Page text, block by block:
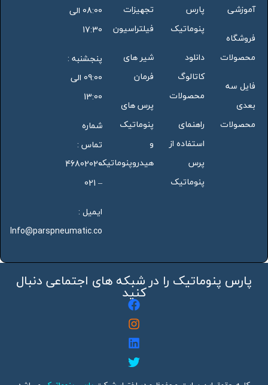
آموزشی
فروشگاه
محصولات
فایل سه
بعدی
محصولات
پارس
پنوماتیک
دانلود
کاتالوگ
محصولات
راهنمای
استفاده از
پرس
پنوماتیک
تجهیزات
فیلتراسیون
شیر های
فرمان
پرس های
پنوماتیک
و
هیدروپنوماتیک
08:00 الی
17:30
پنجشنبه :
09:00 الی
13:00
شماره
تماس :
46802020
– 021
ایمیل :
Info@parspneumatic.co
پارس پنوماتیک را در شبکه های اجتماعی دنبال
کنید